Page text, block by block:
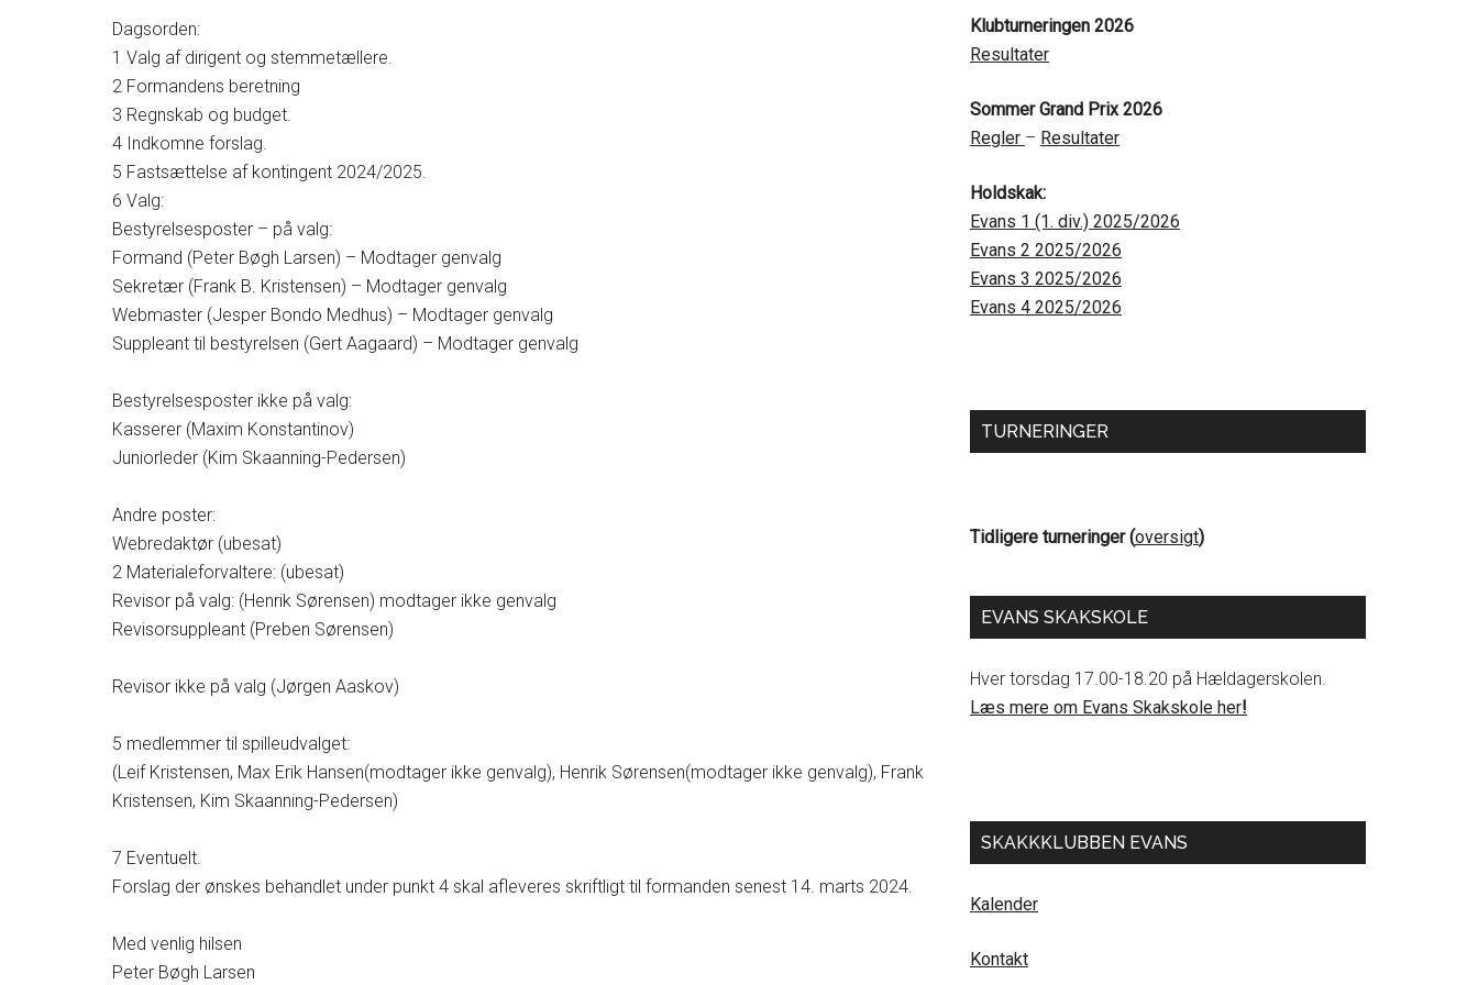
Dagsorden:
1 Valg af dirigent og stemmetællere.
2 Formandens beretning
3 Regnskab og budget.
4 Indkomne forslag.
5 Fastsættelse af kontingent 2024/2025.
6 Valg:
Bestyrelsesposter – på valg:
Formand (Peter Bøgh Larsen) – Modtager genvalg
Sekretær (Frank B. Kristensen) – Modtager genvalg
Webmaster (Jesper Bondo Medhus) – Modtager genvalg
Suppleant til bestyrelsen (Gert Aagaard) – Modtager genvalg
Bestyrelsesposter ikke på valg:
Kasserer (Maxim Konstantinov)
Juniorleder (Kim Skaanning-Pedersen)
Andre poster:
Webredaktør (ubesat)
2 Materialeforvaltere: (ubesat)
Revisor på valg: (Henrik Sørensen) modtager ikke genvalg
Revisorsuppleant (Preben Sørensen)
Revisor ikke på valg (Jørgen Aaskov)
5 medlemmer til spilleudvalget:
(Leif Kristensen, Max Erik Hansen(modtager ikke genvalg), Henrik Sørensen(modtager ikke genvalg), Frank
Kristensen, Kim Skaanning-Pedersen)
7 Eventuelt.
Forslag der ønskes behandlet under punkt 4 skal afleveres skriftligt til formanden senest 14. marts 2024.
Med venlig hilsen
Peter Bøgh Larsen
Klubturneringen 2026
Resultater
Sommer Grand Prix 2026
Regler – Resultater
Holdskak:
Evans 1 (1. div.) 2025/2026
Evans 2 2025/2026
Evans 3 2025/2026
Evans 4 2025/2026
TURNERINGER
Tidligere turneringer (oversigt)
EVANS SKAKSKOLE
Hver torsdag 17.00-18.20 på Hældagerskolen.
Læs mere om Evans Skakskole her!
SKAKKKLUBBEN EVANS
Kalender
Kontakt